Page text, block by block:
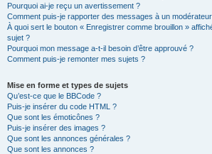
Pourquoi ai-je reçu un avertissement ?
Comment puis-je rapporter des messages à un
À quoi sert le bouton « Enregistrer comme brouillon »
sujet ?
Pourquoi mon message a-t-il besoin d’être approuvé ?
Comment puis-je remonter mes sujets ?
Mise en forme et types de sujets
Qu’est-ce que le BBCode ?
Puis-je insérer du code HTML ?
Que sont les émoticônes ?
Puis-je insérer des images ?
Que sont les annonces générales ?
Que sont les annonces ?